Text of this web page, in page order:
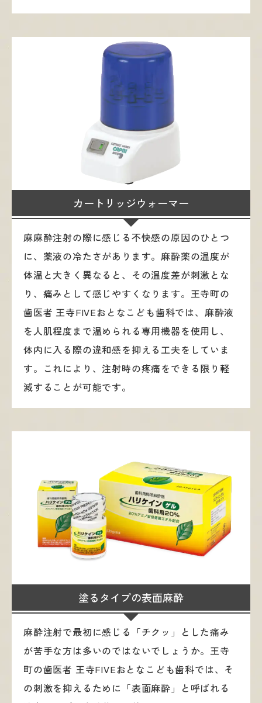
カートリッジウォーマー
麻麻酔注射の際に感じる不快感の原因のひとつ
に、薬液の冷たさがあります。麻酔薬の温度が
体温と大きく異なると、その温度差が刺激とな
り、痛みとして感じやすくなります。王寺町の
歯医者 王寺FIVEおとなこども歯科では、麻酔液
を人肌程度まで温められる専用機器を使用し、
体内に入る際の違和感を抑える工夫をしていま
す。これにより、注射時の疼痛をできる限り軽
減することが可能です。
塗るタイプの表面麻酔
麻酔注射で最初に感じる「チクッ」とした痛み
が苦手な方は多いのではないでしょうか。王寺
町の歯医者 王寺FIVEおとなこども歯科では、そ
の刺激を抑えるために「表面麻酔」と呼ばれる